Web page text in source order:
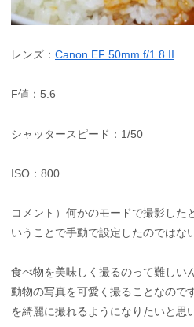
レンズ： Canon EF 50mm f/1.8 II
F値：5.6
シャッタースピード：1/50
ISO：800
コメント）何かのモードで撮影した
いうことで手動で設定したのではな
食べ物を美味しく撮るのって難しい
動物の写真を可愛く撮ることなので
を綺麗に撮れるようになりたいと思